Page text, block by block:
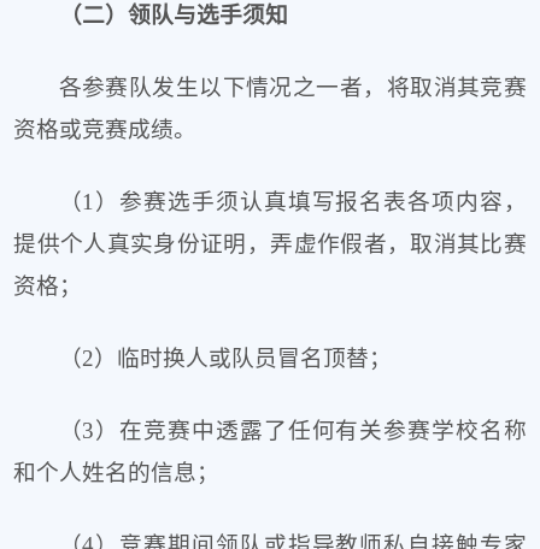
（二）领队与选手须知
各参赛队发生以下情况之一者，将取消其竞赛
资格或竞赛成绩。
（1）参赛选手须认真填写报名表各项内容，
提供个人真实身份证明，弄虚作假者，取消其比赛
资格；
（2）临时换人或队员冒名顶替；
（3）在竞赛中透露了任何有关参赛学校名称
和个人姓名的信息；